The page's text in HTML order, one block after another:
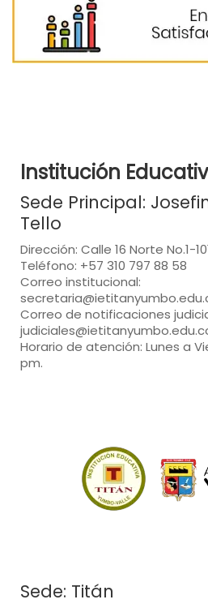
Institución
Sede Principal:
Tello
Dirección: Calle 16 Norte No.1-
Teléfono: +57 310 797 88 58
Correo institucional:
Correo de notificaciones
Horario de atención: Lunes a
pm.
Sede: Titán